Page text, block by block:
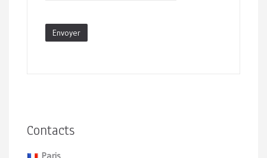
Envoyer
Contacts
Paris